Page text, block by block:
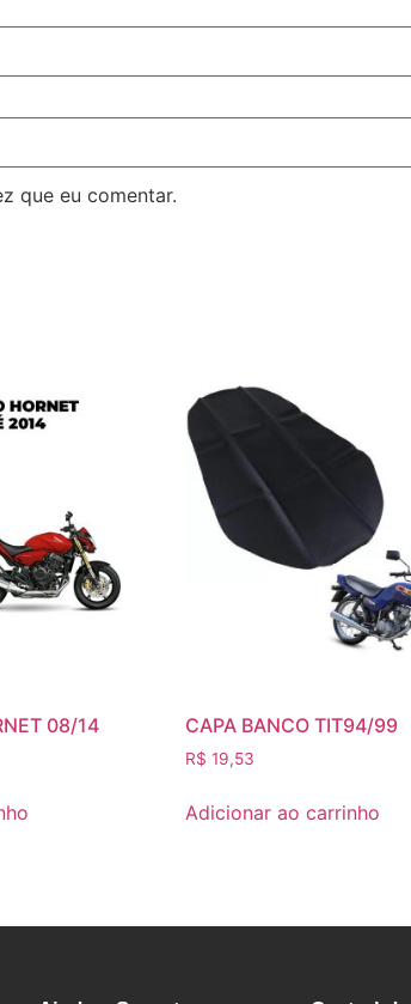
que eu comentar.
08/14 CAPA BANCO TIT94/99
R$ 19,53
Adicionar ao carrinho